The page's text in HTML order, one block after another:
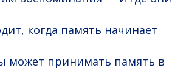
когда память начинает
может принимать память в